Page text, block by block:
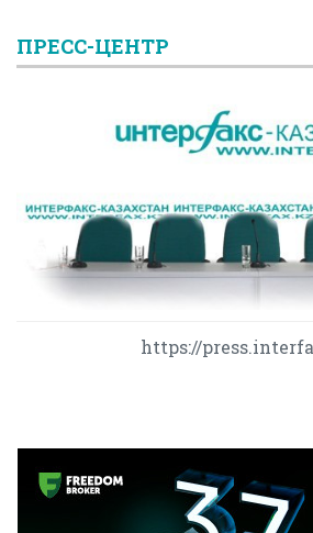
ПРЕСС-ЦЕНТР
https://